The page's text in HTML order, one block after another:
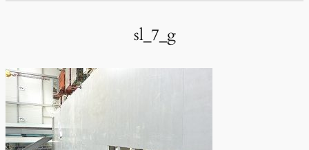
sl_7_g